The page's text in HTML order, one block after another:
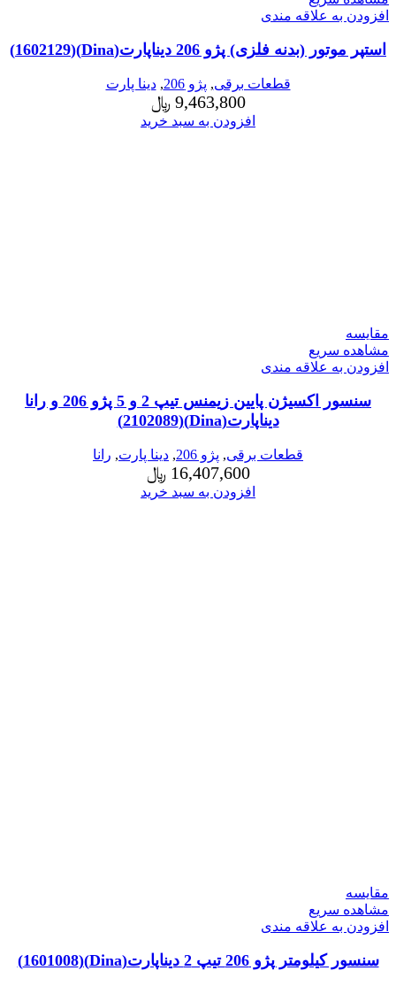
افزودن به علاقه مندی
استپر موتور (بدنه فلزی) پژو 206 دیناپارت(Dina)(1602129)
قطعات برقی, پژو 206 ,دینا پارت
9,463,800 ﷼
افزودن به سبد خرید
مقایسه
مشاهده سریع
افزودن به علاقه مندی
سنسور اکسیژن پایین زیمنس تیپ 2 و 5 پژو 206 و رانا
دیناپارت(Dina)(2102089)
قطعات برقی, پژو 206 , دینا پارت, رانا
16,407,600 ﷼
افزودن به سبد خرید
مقایسه
مشاهده سریع
افزودن به علاقه مندی
سنسور کیلومتر پژو 206 تیپ 2 دیناپارت(Dina)(1601008)